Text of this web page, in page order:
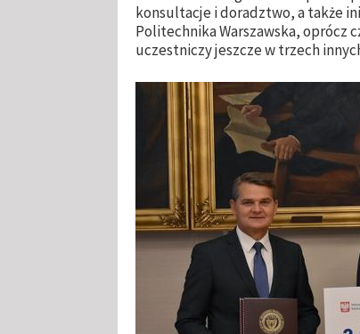
konsultacje i doradztwo, a także
Politechnika Warszawska, oprócz
uczestniczy jeszcze w trzech